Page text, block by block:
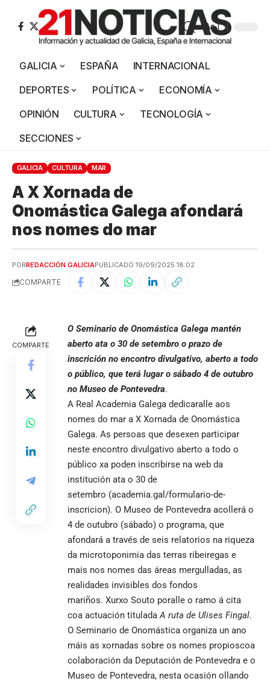
Aa
GALICIA ESPAÑA
INTERNACIONAL
DEPORTES
POLÍTICA
ECONOMÍA
OPINIÓN
CULTURA
TECNOLOGÍA
SECCIONES
GALICIA CULTURA MAR
A X Xornada de
Onomástica Galega afondará
nos nomes do mar
PORREDACCIÓN GALICIAPUBLICADO 19/09/2025 18:02
COMPARTE
COMPARTE
O Seminario de Onomástica Galega mantén
aberto ata o 30 de setembro o prazo de
inscrición no encontro divulgativo, aberto a todo
o público, que terá lugar o sábado 4 de outubro
no Museo de Pontevedra.
A Real Academia Galega dedicaralle aos
nomes do mar a X Xornada de Onomástica
Galega. As persoas que desexen participar
neste encontro divulgativo aberto a todo o
público xa poden inscribirse na web da
institución ata o 30 de
setembro (academia.gal/formulario-de-
inscricion). O Museo de Pontevedra acollerá o
4 de outubro (sábado) o programa, que
afondará a través de seis relatorios na riqueza
da microtoponimia das terras ribeiregas e
mais nos nomes das áreas mergulladas, as
realidades invisibles dos fondos
mariños. Xurxo Souto poralle o ramo á cita
coa actuación titulada A ruta de Ulises Fingal.
O Seminario de Onomástica organiza un ano
máis as xornadas sobre os nomes propioscoa
colaboración da Deputación de Pontevedra e o
Museo de Pontevedra, nesta ocasión ollando